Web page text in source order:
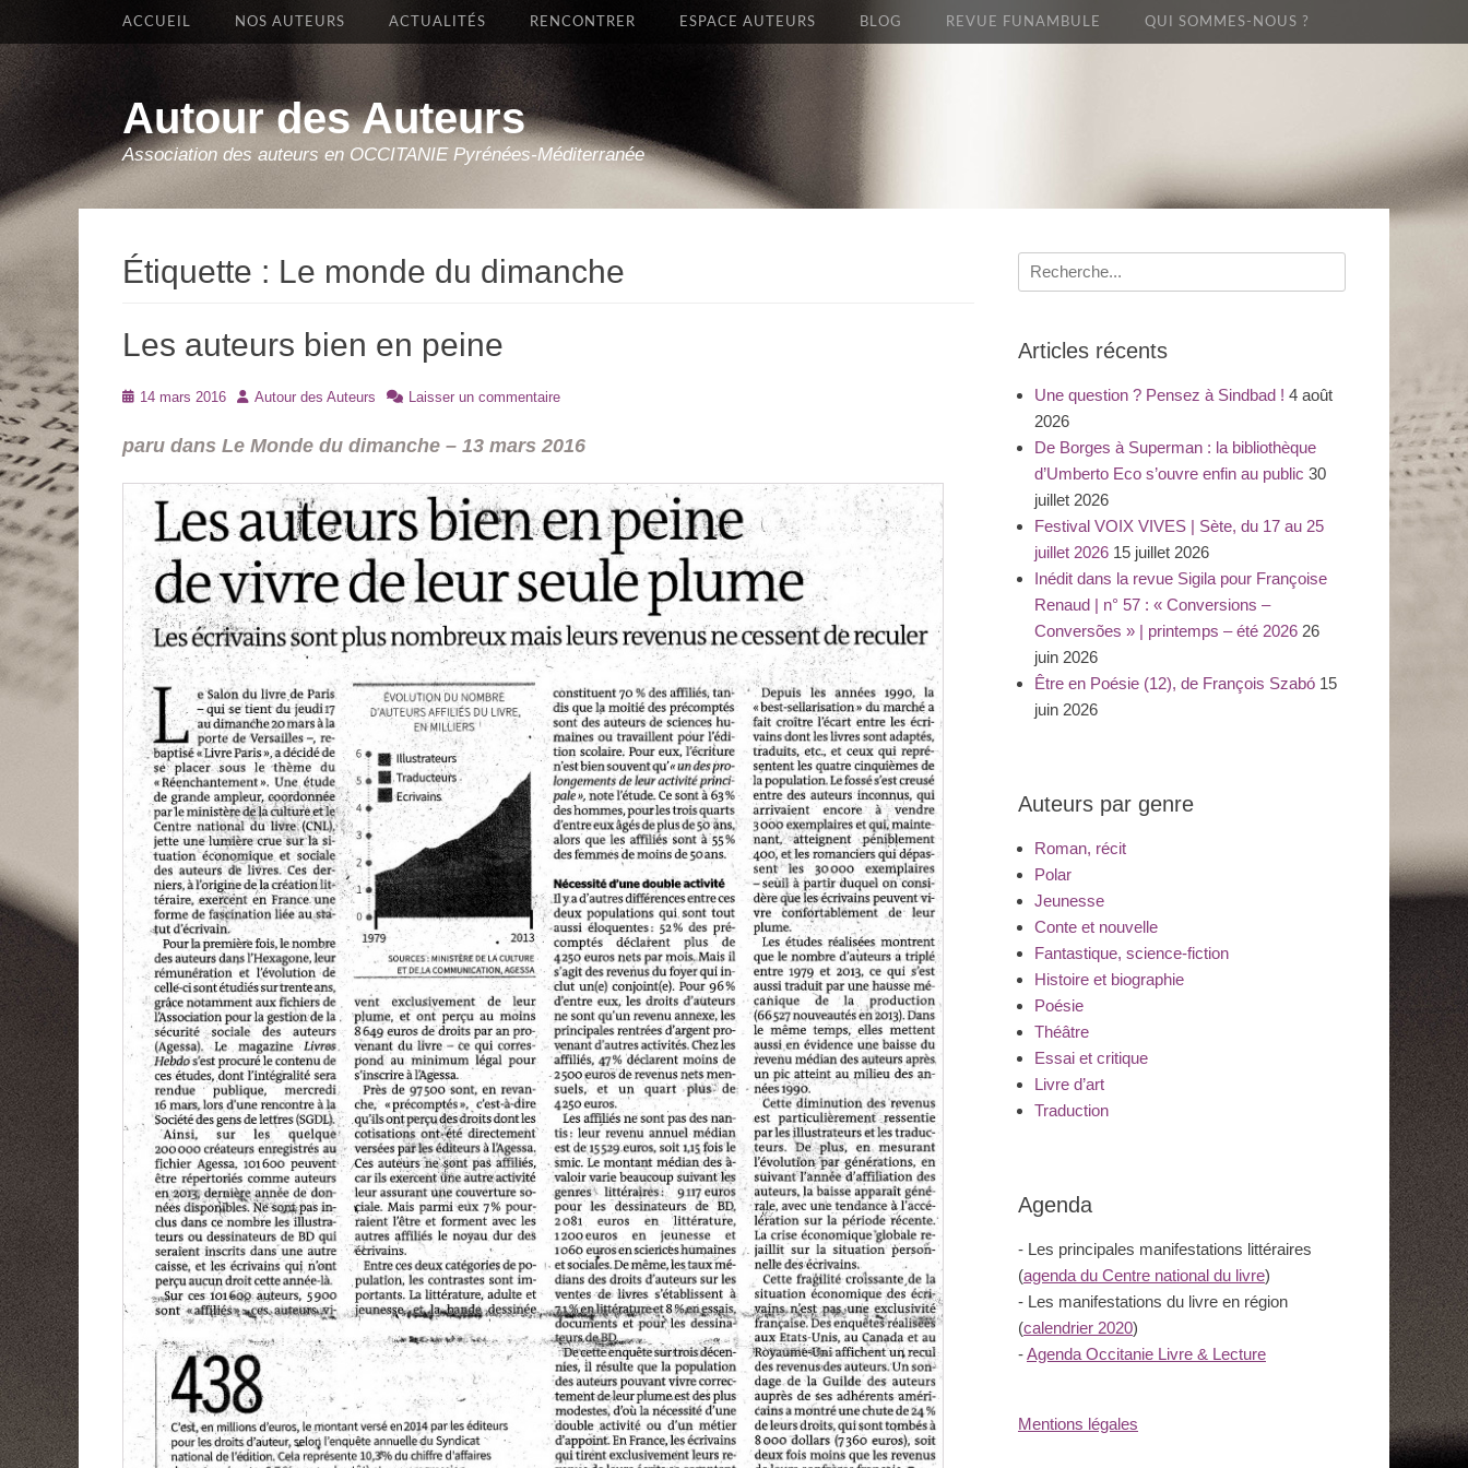
Autour des Auteurs
Association des auteurs en OCCITANIE Pyrénées-Méditerranée
Premier Menu
Aller
ACCUEIL NOS AUTEURS ACTUALITÉS RENCONTRER ESPACE AUTEURS BLOG REVUE FUNAMBULE QUI SOMMES-NOUS ?
Étiquette : Le monde du dimanche
Les auteurs bien en peine
Posté14 mars 2016 Auteur
Autour des Auteurs Laisser un commentaire
paru dans Le Monde du dimanche – 13 mars 2016
Recherche
pour
Articles récents
Une question ? Pensez à Sindbad ! 4 août
2026
De Borges à Superman : la bibliothèque
d’Umberto Eco s’ouvre enfin au public 30
juillet 2026
Festival VOIX VIVES | Sète, du 17 au 25
juillet 2026 15 juillet 2026
Inédit dans la revue Sigila pour Françoise
Renaud | n° 57 : « Conversions –
Conversões » | printemps – été 2026 26
juin 2026
Être en Poésie (12), de François Szabó 15
juin 2026
Auteurs par genre
Roman, récit
Polar
Jeunesse
Conte et nouvelle
Fantastique, science-fiction
Histoire et biographie
Poésie
Théâtre
Essai et critique
Livre d’art
Traduction
Agenda
- Les principales manifestations littéraires
(agenda du Centre national du livre)
- Les manifestations du livre en région
(calendrier 2020)
-Agenda Occitanie Livre & Lecture
Mentions légales